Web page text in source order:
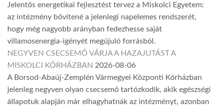
Jelentős energetikai fejlesztést tervez a Miskolci Egyetem:
az intézmény bővítené a jelenlegi napelemes rendszerét,
hogy még nagyobb arányban fedezhesse saját
villamosenergia-igényét megújuló forrásból.
NEGYVEN CSECSEMŐ VÁRJA A HAZAJUTÁST A
MISKOLCI KÓRHÁZBAN 2026-08-06
A Borsod-Abaúj-Zemplén Vármegyei Központi Kórházban
jelenleg negyven olyan csecsemő tartózkodik, akik egészségi
állapotuk alapján már elhagyhatnák az intézményt, azonban